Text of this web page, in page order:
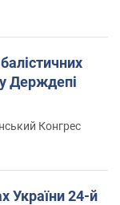
Держдепі
Конгрес
України 24-й